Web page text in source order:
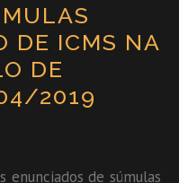
DE ICMS NA
DE
2019
enunciados de súmulas